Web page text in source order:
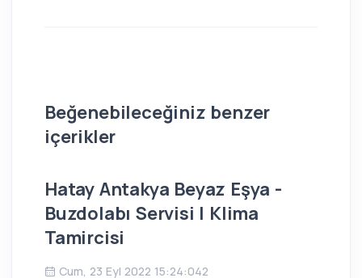
Beğenebileceğiniz benzer
içerikler
Hatay Antakya Beyaz Eşya -
Buzdolabı Servisi | Klima
Tamircisi
Cum, 23 Eyl 2022 15:24:042